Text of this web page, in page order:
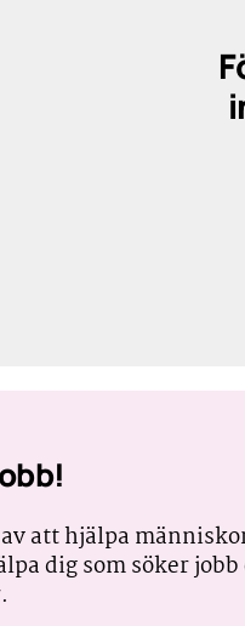
att hjälpa
dig som söker